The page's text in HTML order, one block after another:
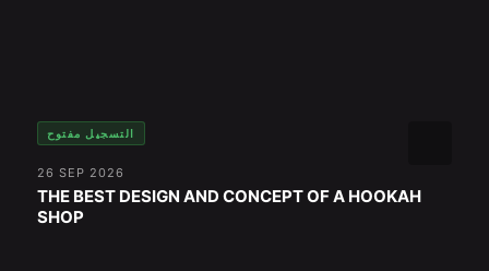
التسجيل مفتوح
26 SEP 2026
THE BEST DESIGN AND CONCEPT OF A HOOKAH
SHOP